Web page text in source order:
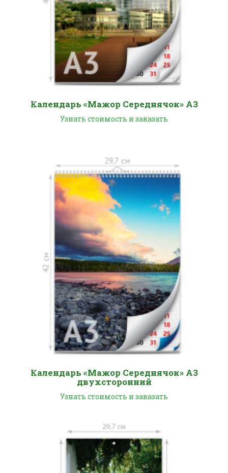
Календарь «Мажор Середнячок» А3
Узнать стоимость и заказать
Календарь «Мажор Середнячок» А3
двухсторонний
Узнать стоимость и заказать